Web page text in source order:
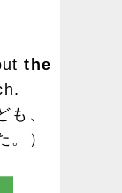
the
、
。）